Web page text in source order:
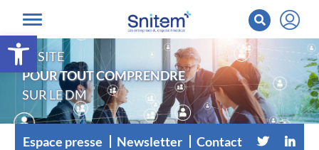
Ouvrir la barre d’outils
LE SITE
POUR TOUT COMPRENDRE
SUR LE DM
Espace presse Newsletter Contact